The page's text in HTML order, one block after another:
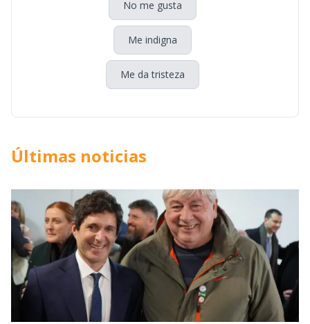
No me gusta
Me indigna
Me da tristeza
Últimas noticias